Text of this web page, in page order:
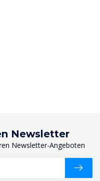
Newsletter
Newsletter-Angeboten